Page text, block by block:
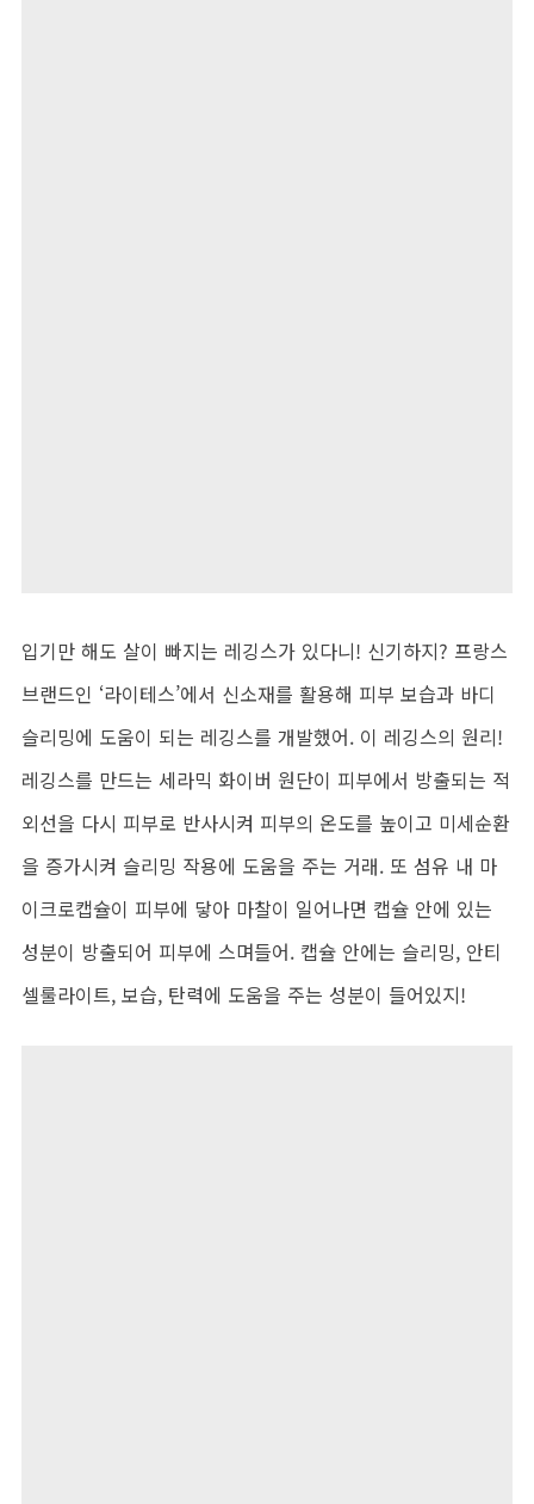
입기만 해도 살이 빠지는 레깅스가 있다니! 신기하지? 프랑스
브랜드인 ‘라이테스’에서 신소재를 활용해 피부 보습과 바디
슬리밍에 도움이 되는 레깅스를 개발했어. 이 레깅스의 원리!
레깅스를 만드는 세라믹 화이버 원단이 피부에서 방출되는 적
외선을 다시 피부로 반사시켜 피부의 온도를 높이고 미세순환
을 증가시켜 슬리밍 작용에 도움을 주는 거래. 또 섬유 내 마
이크로캡슐이 피부에 닿아 마찰이 일어나면 캡슐 안에 있는
성분이 방출되어 피부에 스며들어. 캡슐 안에는 슬리밍, 안티
셀룰라이트, 보습, 탄력에 도움을 주는 성분이 들어있지!